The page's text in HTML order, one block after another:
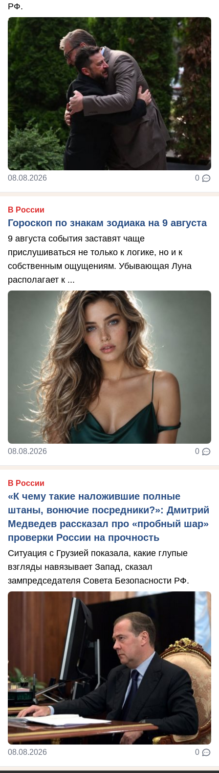
РФ.
08.08.2026 0
В России
Гороскоп по знакам зодиака на 9 августа
9 августа события заставят чаще
прислушиваться не только к логике, но и к
собственным ощущениям. Убывающая Луна
располагает к ...
08.08.2026 0
В России
«К чему такие наложившие полные
штаны, вонючие посредники?»: Дмитрий
Медведев рассказал про «пробный шар»
проверки России на прочность
Ситуация с Грузией показала, какие глупые
взгляды навязывает Запад, сказал
зампредседателя Совета Безопасности РФ.
08.08.2026 0